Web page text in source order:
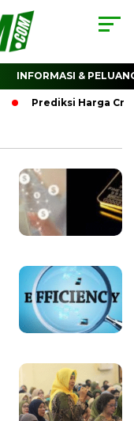
INFORMASI &
Prediksi Harga